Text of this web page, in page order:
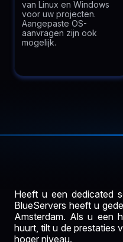
van Linux en Windows
voor uw projecten.
Aangepaste OS-
aanvragen zijn ook
mogelijk.
Heeft u een dedicated
BlueServers heeft u
Amsterdam. Als u een
huurt, tilt u de prestaties
hoger niveau.